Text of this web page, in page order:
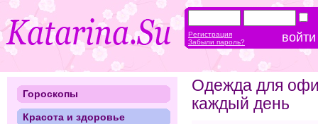
Одежда для
каждый день
Гороскопы
Красота и здоровье
Регистрация
Забыли пароль?